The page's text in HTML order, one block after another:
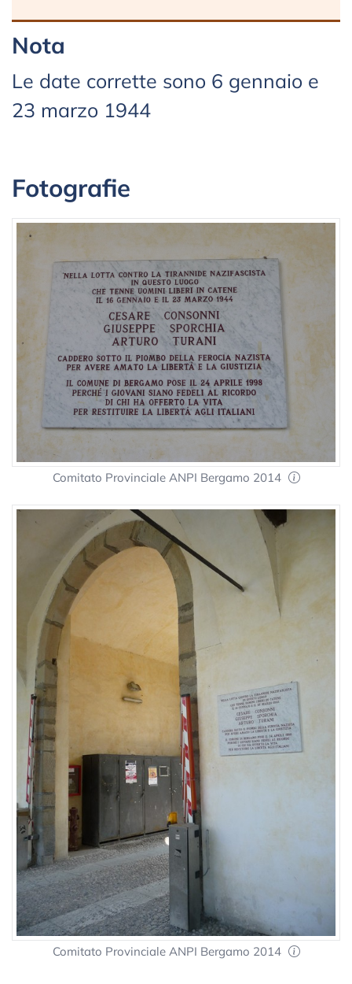
Nota
Le date corrette sono 6 gennaio e
23 marzo 1944
Fotografie
Comitato Provinciale ANPI Bergamo 2014
Comitato Provinciale ANPI Bergamo 2014